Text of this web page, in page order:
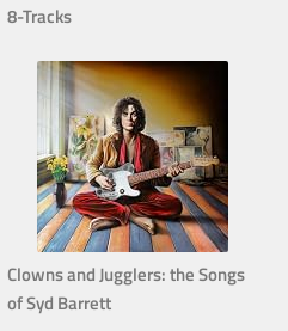
8-Tracks
Clowns and Jugglers: the Songs
of Syd Barrett